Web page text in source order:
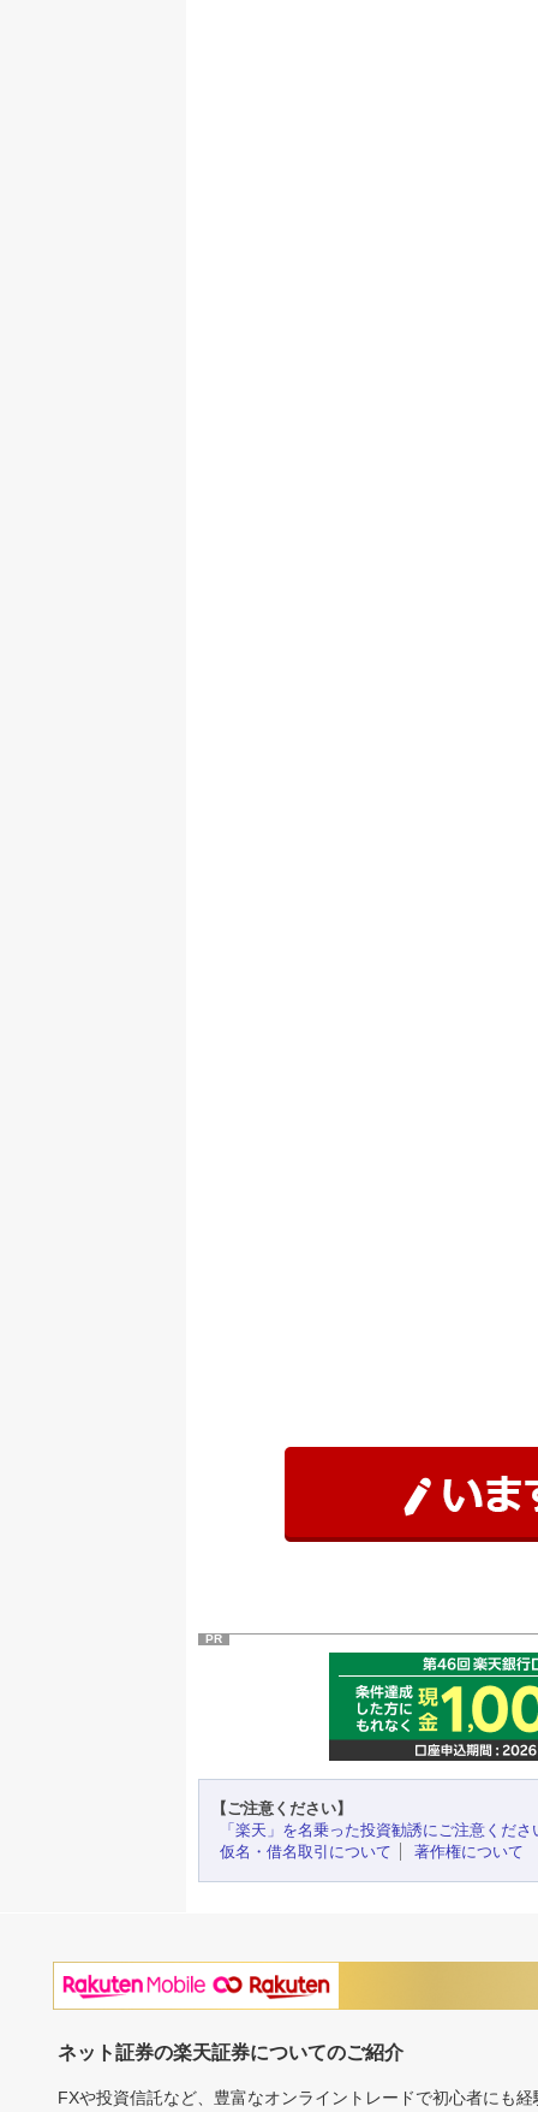
PR
【ご注意ください】
「楽天」を名乗った投資勧誘にご注意くださ
仮名・借名取引について
著作権について
ネット証券の楽天証券についてのご紹介
FXや投資信託など、豊富なオンライントレードで初心者にも